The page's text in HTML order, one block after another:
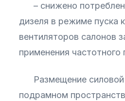
– снижено
дизеля в режиме пуска
вентиляторов салонов
применения частотного
Размещение силовой
подрамном